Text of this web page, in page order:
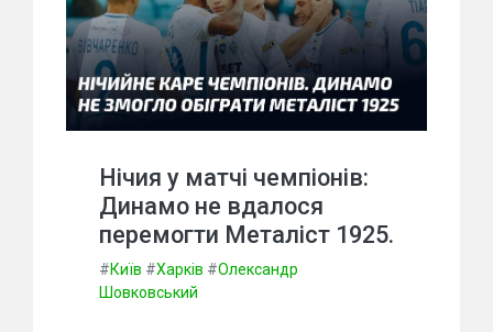
Нічия у матчі чемпіонів:
Динамо не вдалося
перемогти Металіст 1925.
#Київ #Харків #Олександр
Шовковський